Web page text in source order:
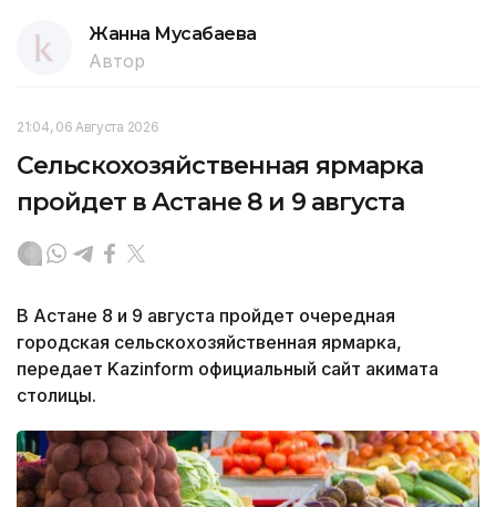
Жанна Мусабаева
Автор
21:04, 06 Августа 2026
Сельскохозяйственная ярмарка
пройдет в Астане 8 и 9 августа
В Астане 8 и 9 августа пройдет очередная
городская сельскохозяйственная ярмарка,
передает Kazinform официальный сайт акимата
столицы.